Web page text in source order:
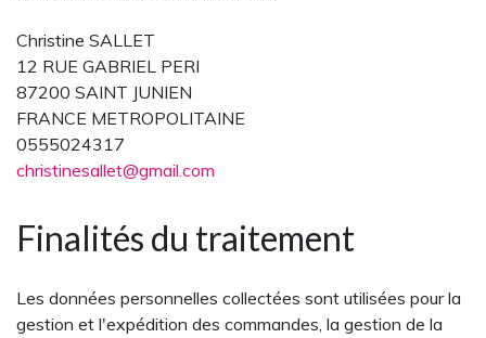
Christine SALLET
12 RUE GABRIEL PERI
87200 SAINT JUNIEN
FRANCE METROPOLITAINE
0555024317
christinesallet@gmail.com
Finalités du traitement
Les données personnelles collectées sont utilisées pour la
gestion et l'expédition des commandes, la gestion de la